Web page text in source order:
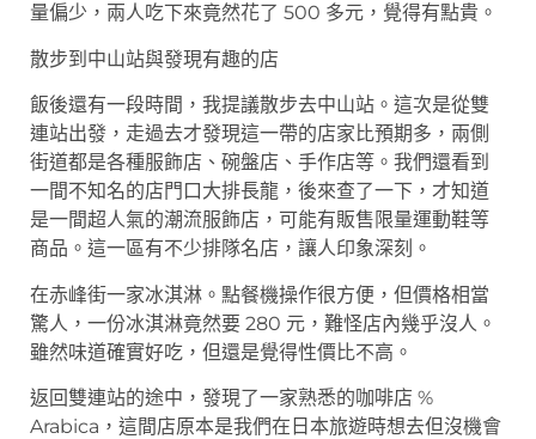
量偏少，兩人吃下來竟然花了 500 多元，覺得有點貴。
散步到中山站與發現有趣的店
飯後還有一段時間，我提議散步去中山站。這次是從雙
連站出發，走過去才發現這一帶的店家比預期多，兩側
街道都是各種服飾店、碗盤店、手作店等。我們還看到
一間不知名的店門口大排長龍，後來查了一下，才知道
是一間超人氣的潮流服飾店，可能有販售限量運動鞋等
商品。這一區有不少排隊名店，讓人印象深刻。
在赤峰街一家冰淇淋。點餐機操作很方便，但價格相當
驚人，一份冰淇淋竟然要 280 元，難怪店內幾乎沒人。
雖然味道確實好吃，但還是覺得性價比不高。
返回雙連站的途中，發現了一家熟悉的咖啡店 %
Arabica，這間店原本是我們在日本旅遊時想去但沒機會